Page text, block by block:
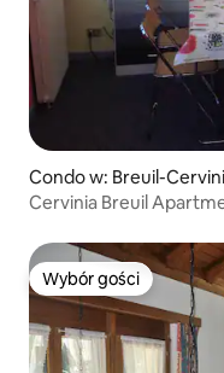
Condo w: Breuil-
Cervinia Breuil
Wybór gości
Wybór gości